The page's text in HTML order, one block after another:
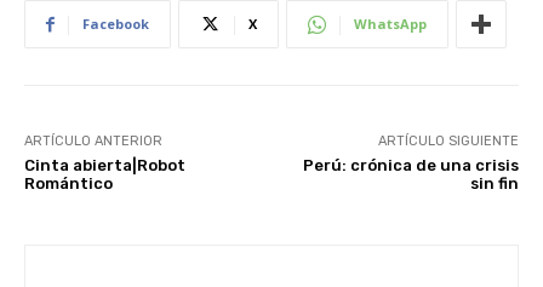
Facebook X WhatsApp
ARTÍCULO ANTERIOR
Cinta abierta|Robot
Romántico
ARTÍCULO SIGUIENTE
Perú: crónica de una crisis
sin fin